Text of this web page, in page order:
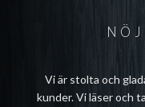
Vi är stolta och
kunder. Vi läser och